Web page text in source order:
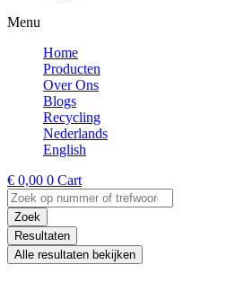
Menu
Home
Producten
Over Ons
Blogs
Recycling
Nederlands
English
€ 0,00 0 Cart
Search
...Zoek
Resultaten
Alle resultaten bekijken